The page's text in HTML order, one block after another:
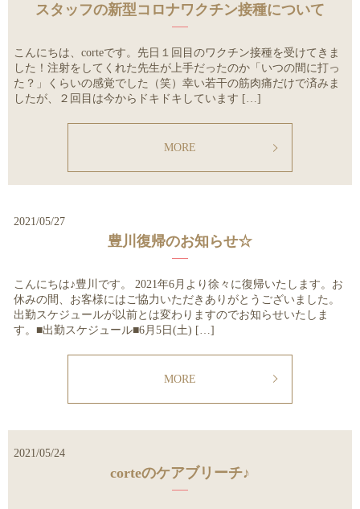
スタッフの新型コロナワクチン接種について
こんにちは、corteです。先日１回目のワクチン接種を受けてきま
した！注射をしてくれた先生が上手だったのか「いつの間に打っ
た？」くらいの感覚でした（笑）幸い若干の筋肉痛だけで済みま
したが、２回目は今からドキドキしています […]
MORE
2021/05/27
豊川復帰のお知らせ☆
こんにちは♪豊川です。 2021年6月より徐々に復帰いたします。お
休みの間、お客様にはご協力いただきありがとうございました。
出勤スケジュールが以前とは変わりますのでお知らせいたしま
す。■出勤スケジュール■6月5日(土) […]
MORE
2021/05/24
corteのケアブリーチ♪